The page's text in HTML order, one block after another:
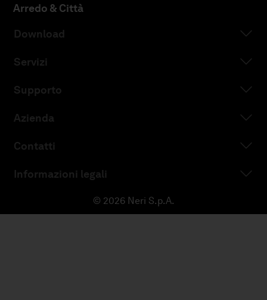
Arredo & Città
Download
Servizi
Supporto
Azienda
Contatti
Informazioni legali
© 2026 Neri S.p.A.